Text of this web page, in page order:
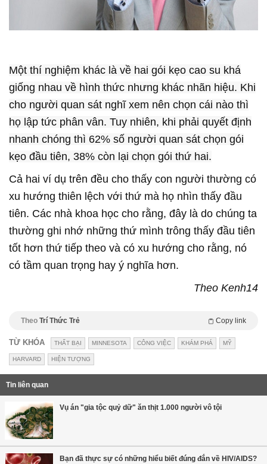
Một thí nghiệm khác là về hai gói kẹo cao su khá
giống nhau về hình thức nhưng khác nhãn hiệu. Khi
cho người quan sát nghĩ xem nên chọn cái nào thì
họ lập tức phân vân. Tuy nhiên, khi phải quyết định
nhanh chóng thì 62% số người quan sát chọn gói
kẹo đầu tiên, 38% còn lại chọn gói thứ hai.
Cả hai ví dụ trên đều cho thấy con người thường có
xu hướng thiên lệch với thứ mà họ nhìn thấy đầu
tiên. Các nhà khoa học cho rằng, đây là do chúng ta
thường ghi nhớ những thứ mình trông thấy đầu tiên
tốt hơn thứ tiếp theo và có xu hướng cho rằng, nó
có tầm quan trọng hay ý nghĩa hơn.
Theo Kenh14
Theo Trí Thức Trẻ Copy link
TỪ KHÓA THẤT BẠI MINNESOTA CÔNG VIỆC KHÁM PHÁ MỸ
HARVARD HIỆN TƯỢNG
Tin liên quan
Vụ án "gia tộc quỷ dữ" ăn thịt 1.000 người vô tội
Bạn đã thực sự có những hiểu biết đúng đắn về HIV/AIDS?